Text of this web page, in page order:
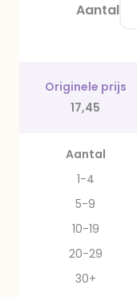
Aantal
Originele prijs
17,45
Aantal
1-4
5-9
10-19
20-29
30+